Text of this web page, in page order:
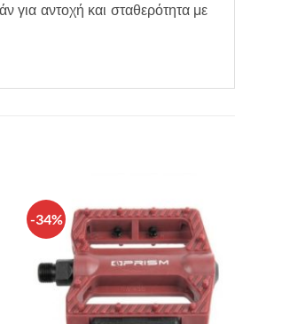
για αντοχή και σταθερότητα με
-34%
Πρόσθήκη
στην λίστα
επιθυμιών